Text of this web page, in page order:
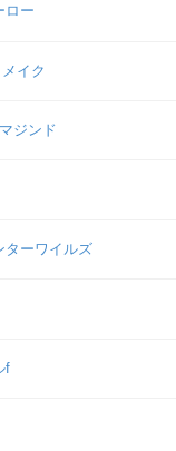
ロー
イク
ジンド
ターワイルズ
f